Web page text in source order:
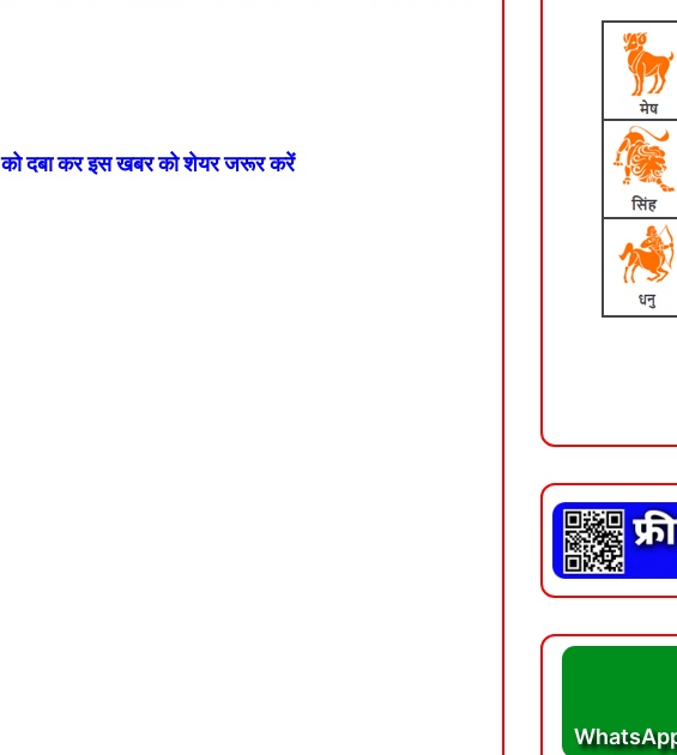
को दबा कर इस खबर को शेयर जरूर करें
WhatsApp